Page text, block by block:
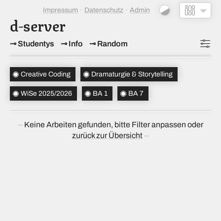
d-server
Studentys Info Random
Impressum Datenschutz Admin
Topics(2)
Studiensemester(1)
Bachelorsemester(2)
Sortierung(↝ zufällig)
Creative Coding Dramaturgie & Storytelling
WiSe 2025/2026 BA 1 BA 7
Keine Arbeiten gefunden, bitte Filter anpassen oder
zurück zur Übersicht